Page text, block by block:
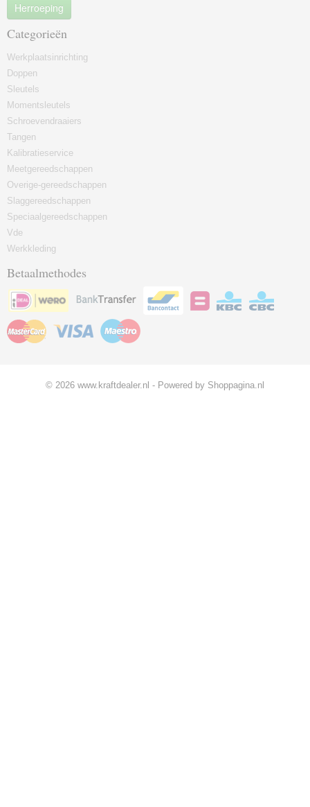
Herroeping
Categorieën
Werkplaatsinrichting
Doppen
Sleutels
Momentsleutels
Schroevendraaiers
Tangen
Kalibratieservice
Meetgereedschappen
Overige-gereedschappen
Slaggereedschappen
Speciaalgereedschappen
Vde
Werkkleding
Betaalmethodes
© 2026 www.kraftdealer.nl - Powered by Shoppagina.nl